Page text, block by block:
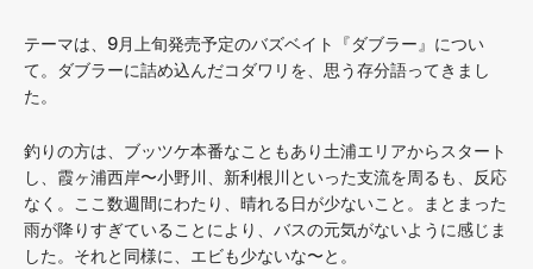
テーマは、9月上旬発売予定のバズベイト『ダブラー』につい
て。ダブラーに詰め込んだコダワリを、思う存分語ってきまし
た。
釣りの方は、ブッツケ本番なこともあり土浦エリアからスタート
し、霞ヶ浦西岸〜小野川、新利根川といった支流を周るも、反応
なく。ここ数週間にわたり、晴れる日が少ないこと。まとまった
雨が降りすぎていることにより、バスの元気がないように感じま
した。それと同様に、エビも少ないな〜と。